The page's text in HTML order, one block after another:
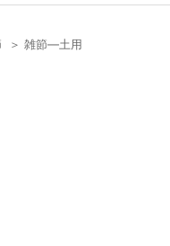
＞ 雑節―土用